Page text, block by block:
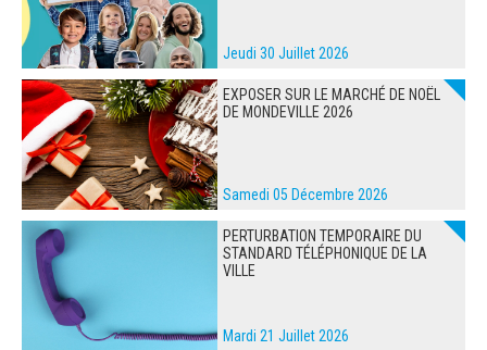
Jeudi 30 Juillet 2026
EXPOSER SUR LE MARCHÉ DE NOËL
DE MONDEVILLE 2026
Samedi 05 Décembre 2026
PERTURBATION TEMPORAIRE DU
STANDARD TÉLÉPHONIQUE DE LA
VILLE
Mardi 21 Juillet 2026